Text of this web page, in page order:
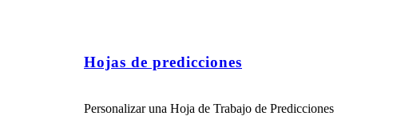
Hojas de predicciones
Personalizar una Hoja de Trabajo de Predicciones